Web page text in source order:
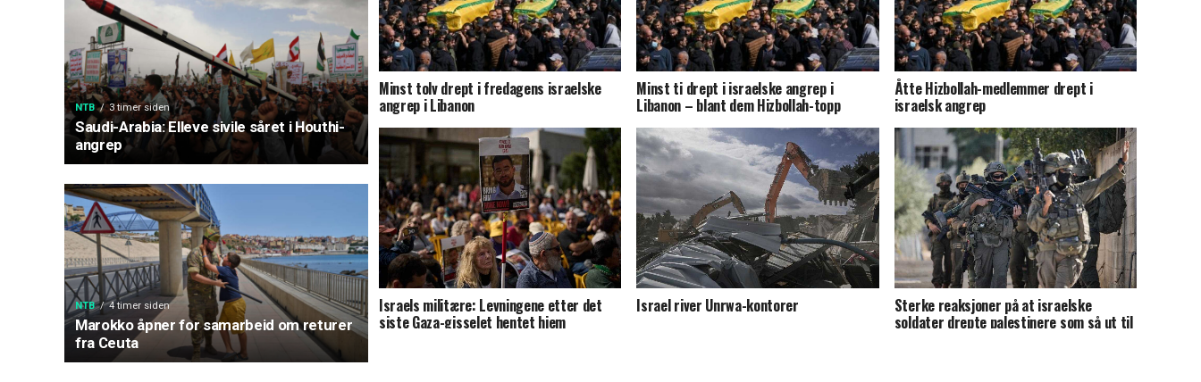
NTB 3 timer siden
Saudi-Arabia: Elleve sivile såret i Houthi-
angrep
NTB 4 timer siden
Marokko åpner for samarbeid om returer
fra Ceuta
Minst tolv drept i fredagens israelske
angrep i Libanon
Minst ti drept i israelske angrep i
Libanon – blant dem Hizbollah-topp
Åtte Hizbollah-medlemmer drept i
israelsk angrep
Israels militære: Levningene etter det
siste Gaza-gisselet hentet hjem
Israel river Unrwa-kontorer Sterke reaksjoner på at israelske
soldater drepte palestinere som så ut til